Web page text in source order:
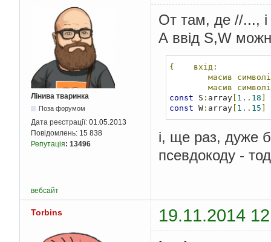
Лінива тваринка
Поза форумом
Дата реєстрації: 01.05.2013
Повідомлень: 15 838
Репутація: 13496
От там, де //...,
А ввід S,W
{
вхід:
масив
масив
const S : array[ 1. . 18
const W: array[ 1. . 15
і, ще раз, дуже
псевдокоду -
вебсайт
Torbins 19.11.2014